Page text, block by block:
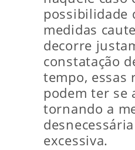
possibilidade
medidas
decorre
constatação
tempo, essas
podem ter se
tornando a
excessiva.